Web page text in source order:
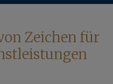
Zeichen für